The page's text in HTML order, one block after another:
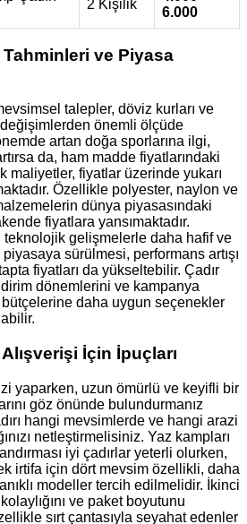
2 Kişilik
6.000
Tahminleri ve Piyasa
talepler, döviz kurları ve
önemli ölçüde
artan doğa sporlarına ilgi,
da, ham madde fiyatlarındaki
maliyetler, fiyatlar üzerinde yukarı
Özellikle polyester, naylon ve
dünya piyasasındaki
fiyatlara yansımaktadır.
gelişmelerle daha hafif ve
sürülmesi, performans artışı
fiyatları da yükseltebilir. Çadır
dönemlerini ve kampanya
bütçelerine daha uygun seçenekler
İçin İpuçları
yaparken, uzun ömürlü ve keyifli bir
göz önünde bulundurmanız
hangi mevsimlerde ve hangi arazi
netleştirmelisiniz. Yaz kampları
iyi çadırlar yeterli olurken,
irtifa için dört mevsim özellikli, daha
modeller tercih edilmelidir. İkinci
ve paket boyutunu
sırt çantasıyla seyahat edenler